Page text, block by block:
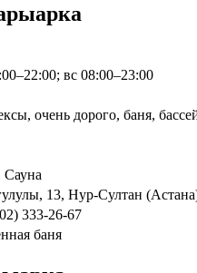
вс 08:00–23:00
очень дорого, баня,
13, Нур-Султан
333-26-67
баня